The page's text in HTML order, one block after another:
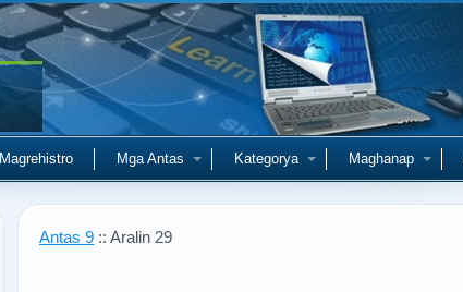
Magrehistro Mga Antas Kategorya Maghanap
Antas 9 :: Aralin 29